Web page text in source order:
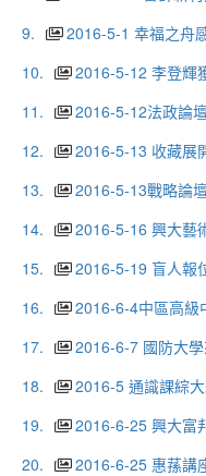
9.
2016-5-1 幸福之舟
10.
2016-5-12 李登輝
11.
2016-5-12法政論
12.
2016-5-13 收藏展
13.
2016-5-13戰略論
14.
2016-5-16 興大藝
15.
2016-5-19 盲人報
16.
2016-6-4中區高級
17.
2016-6-7 國防大
18.
2016-5 通識課綜
19.
2016-6-25 興大富
20.
2016-6-25 惠蓀講